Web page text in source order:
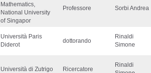
Mathematics,
National University
of Singapor
Professore Sorbi Andrea
Università Paris
Diderot
dottorando
Rinaldi
Simone
Università di Zutrigo Ricercatore
Rinaldi